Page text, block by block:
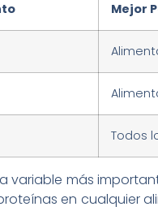
Mejor
Todos
variable más
en cualquier